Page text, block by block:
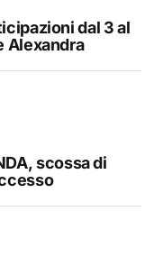
dal 3 al
Alexandra
scossa di